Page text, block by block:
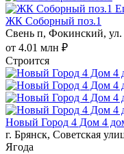
ЖК Соборный поз.1
Свень п, Фокинский, ул.
от 4.01 млн ₽
Строится
Новый Город 4 Дом 4
г. Брянск, Советская
Ягода